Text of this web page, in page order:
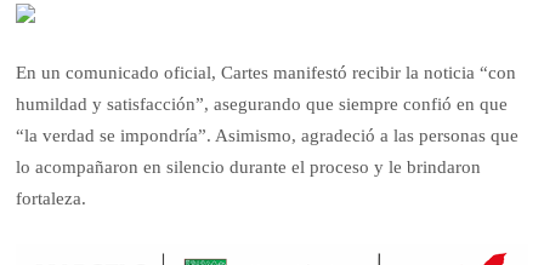
En un comunicado oficial, Cartes manifestó recibir la noticia “con
humildad y satisfacción”, asegurando que siempre confió en que
“la verdad se impondría”. Asimismo, agradeció a las personas que
lo acompañaron en silencio durante el proceso y le brindaron
fortaleza.